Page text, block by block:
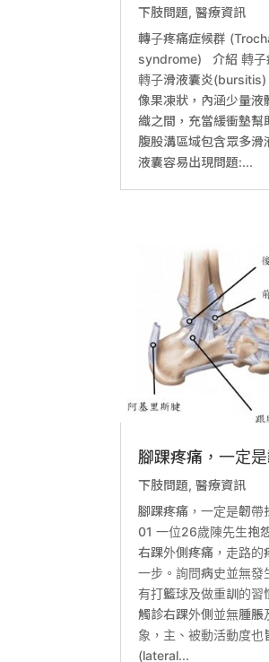
下肢問題,醫療資訊
轉子疼痛症候群
syndrome) 介紹 轉子
轉子滑液囊炎(bursitis)
像果凍狀，內涵少量液
織之間，充當緩衝墊幫
腹股溝區域包含眾多
液囊容易出現問題:...
腳踝疼痛，一定
下肢問題,醫療資訊
腳踝疼痛，一定是韌
01 一位26歲陳先生抱
右踝外側疼痛，走路的
一步。詢問病史並無發
有打籃球及做重訓的習
觸診右踝外側並無腫脹
象，主、被動活動度也
(lateral...